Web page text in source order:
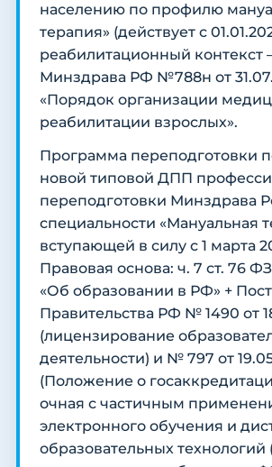
населению по профилю
терапия» (действует с
реабилитационный
Минздрава РФ №788н от
«Порядок организации
реабилитации взрослых».
Программа переподготовки
новой типовой ДПП
переподготовки Минздрава
специальности «Мануальная
вступающей в силу с 1 марта
Правовая основа: ч. 7 ст. 76
«Об образовании в РФ» +
Правительства РФ № 1490 от
(лицензирование
деятельности) и № 797 от
(Положение о
очная с частичным
электронного обучения и
образовательных